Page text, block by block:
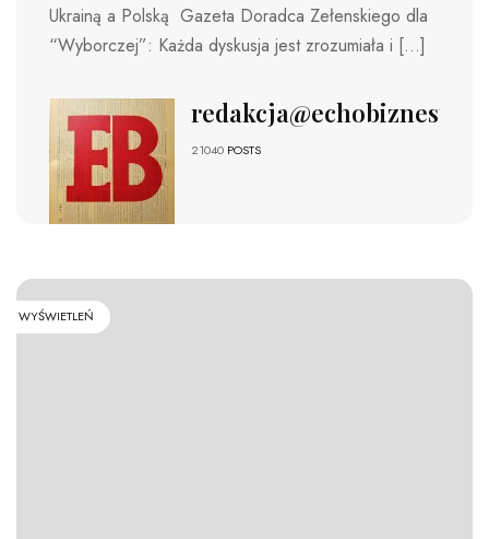
Ukrainą a Polską Gazeta Doradca Zełenskiego dla
“Wyborczej”: Każda dyskusja jest zrozumiała i […]
redakcja@echobiznesu.pl
21040 POSTS
WYŚWIETLEŃ